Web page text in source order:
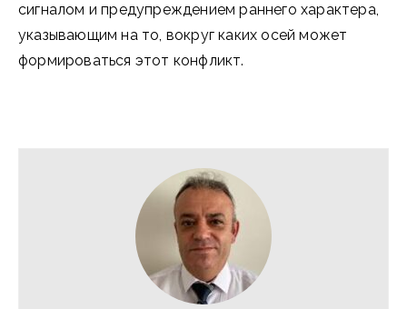
сигналом и предупреждением раннего характера,
указывающим на то, вокруг каких осей может
формироваться этот конфликт.